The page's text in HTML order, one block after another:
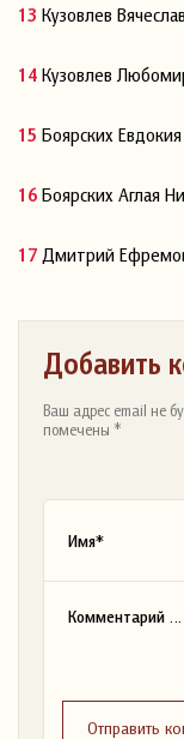
Кузовлев
Кузовлев
Боярских
Боярских Аглая
Дмитрий
Добавить
Ваш адрес email не
помечены *
Отправить